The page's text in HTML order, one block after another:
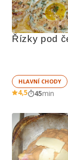
Řízky pod
HLAVNÍ CHODY
4,5 45min